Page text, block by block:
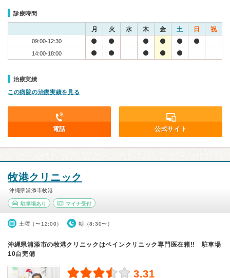
診療時間
月 火 水 木 金 土 日 祝
09:00-12:30
14:00-18:00
治療実績
この病院の治療実績を見る
電話 公式サイト
牧港クリニック
沖縄県浦添市牧港
駐車場あり マイナ受付
土曜（〜12:00） 朝（8:30〜）
沖縄県浦添市の牧港クリニックはペインクリニック専門医在籍!! 駐車場
10台完備
3.31